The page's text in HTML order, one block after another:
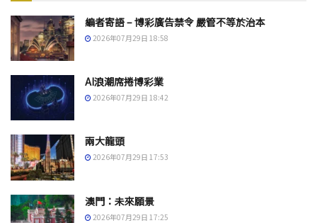
編者寄語 – 博彩廣告禁令 嚴管不等於治本
2026年07月29日 18:58
AI浪潮席捲博彩業
2026年07月29日 18:42
兩大龍頭
2026年07月29日 17:53
澳門：未來願景
2026年07月29日 17:25